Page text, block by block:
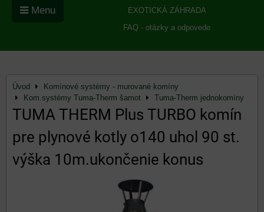
EXOTICKÁ ZÁHRADA
FAQ - otázky a odpovede
Menu
Úvod
Komínové systémy - murované komíny
Kom.systémy Tuma-Therm šamot
Tuma-Therm jednokomíny
TUMA THERM Plus TURBO komín
pre plynové kotly o140 uhol 90 st.
výška 10m.ukončenie konus